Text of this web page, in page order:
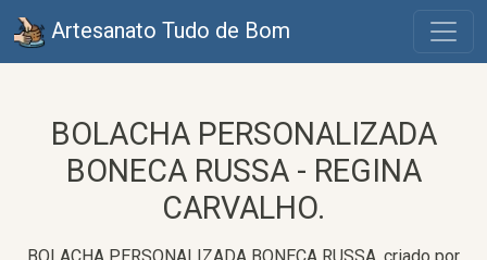
Artesanato Tudo de Bom
BOLACHA PERSONALIZADA
BONECA RUSSA - REGINA
CARVALHO.